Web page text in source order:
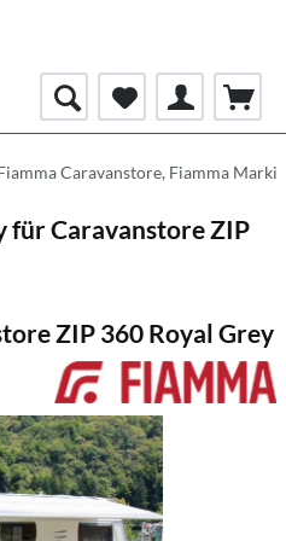
Caravanstore, Fiamma
für Caravanstore ZIP
ZIP 360 Royal Grey